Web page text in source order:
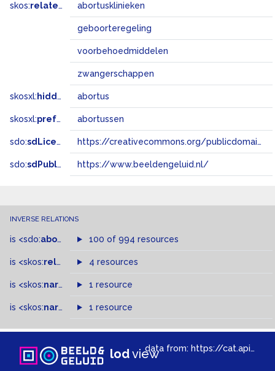
skos:related abortusklinieken
geboorteregeling
voorbehoedmiddelen
zwangerschappen
skosxl: hiddenLabel abortus
skosxl:prefLabel abortussen
sdo:sdLicense https://creativecommons.org/publicdomain/zero/1.0/
sdo:sdPublisher https://www.beeldengeluid.nl/
INVERSE RELATIONS
is <sdo:about of 100 of 994 resources
is <skos:related > of4 resources
is <skos:narrower >of
1 resource
is <skos:narrowMatch >of
1 resource
lodviewdata from: https://cat.apis.beeldengeluid.nl/sparql